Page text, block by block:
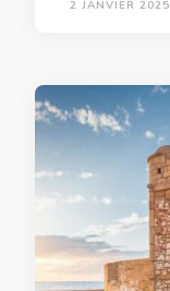
2 JANVIER 2025